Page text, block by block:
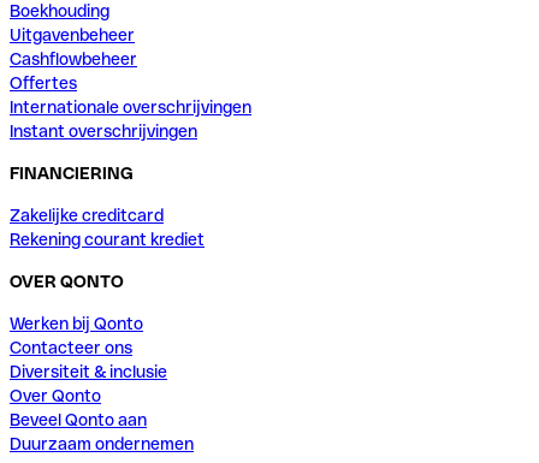
Boekhouding
Uitgavenbeheer
Cashflowbeheer
Offertes
Internationale overschrijvingen
Instant overschrijvingen
FINANCIERING
Zakelijke creditcard
Rekening courant krediet
OVER QONTO
Werken bij Qonto
Contacteer ons
Diversiteit & inclusie
Over Qonto
Beveel Qonto aan
Duurzaam ondernemen